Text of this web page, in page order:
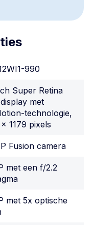
990
Super Retina
met
technologie,
1179 pixels
Fusion camera
met een f/2.2
met 5x optische